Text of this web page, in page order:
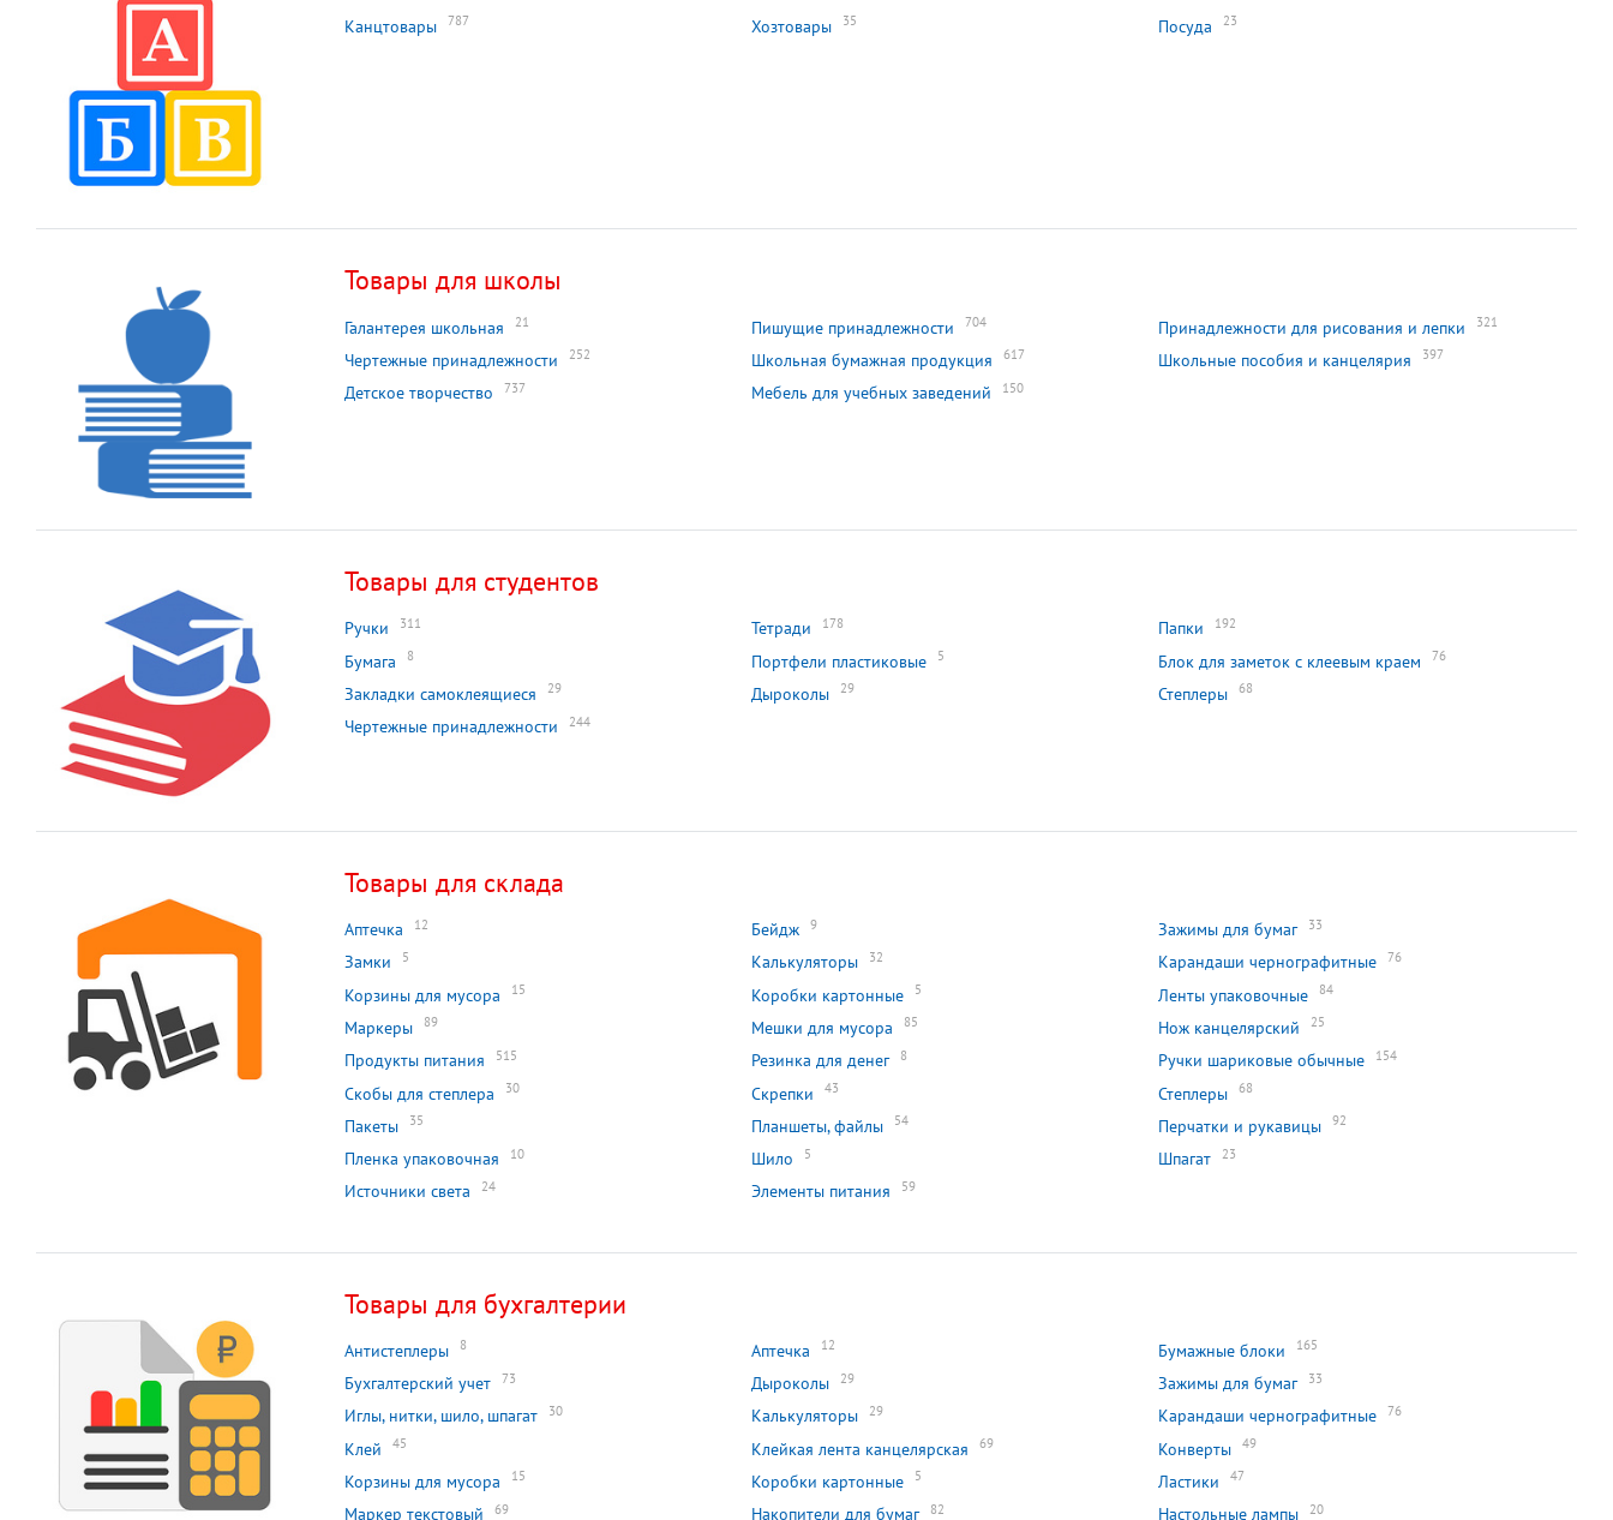
Канцтовары 787 Хозтовары 35 Посуда 23
Товары для школы
Галантерея школьная 21 Пишущие принадлежности 704 Принадлежности для рисования и лепки 321
Чертежные принадлежности 252 Школьная бумажная продукция 617 Школьные пособия и канцелярия 397
Детское творчество 737 Мебель для учебных заведений 150
Товары для студентов
Ручки 311 Тетради 178 Папки 192
Бумага 8 Портфели пластиковые 5 Блок для заметок с клеевым краем 76
Закладки самоклеящиеся 29 Дыроколы 29 Степлеры 68
Чертежные принадлежности 244
Товары для склада
Аптечка 12 Бейдж 9 Зажимы для бумаг 33
Замки 5 Калькуляторы 32 Карандаши чернографитные 76
Корзины для мусора 15 Коробки картонные 5 Ленты упаковочные 84
Маркеры 89 Мешки для мусора 85 Нож канцелярский 25
Продукты питания 515 Резинка для денег 8 Ручки шариковые обычные 154
Скобы для степлера 30 Скрепки 43 Степлеры 68
Пакеты 35 Планшеты, файлы 54 Перчатки и рукавицы 92
Пленка упаковочная 10 Шило 5 Шпагат 23
Источники света 24 Элементы питания 59
Товары для бухгалтерии
Антистеплеры 8 Аптечка 12 Бумажные блоки 165
Бухгалтерский учет 73 Дыроколы 29 Зажимы для бумаг 33
Иглы, нитки, шило, шпагат 30 Калькуляторы 29 Карандаши чернографитные 76
Клей 45 Клейкая лента канцелярская 69 Конверты 49
Корзины для мусора 15 Коробки картонные 5 Ластики 47
Маркер текстовый 69 Накопители для бумаг 82 Настольные лампы 20